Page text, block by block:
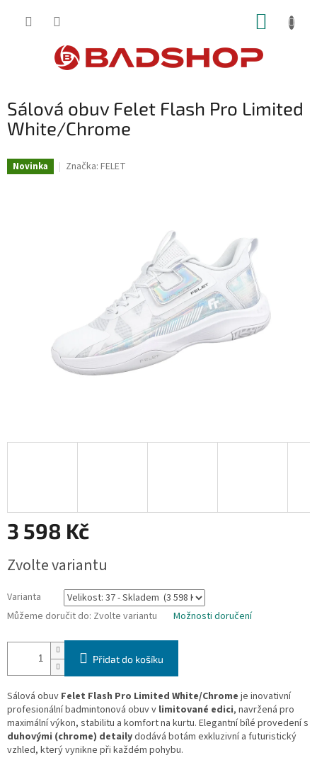
Sálová obuv Felet Flash Pro Limited
White/Chrome
Novinka Značka: FELET
3 598 Kč
cena:
Zvolte variantu
Varianta
Můžeme doručit do: Zvolte variantu Možnosti doručení
Přidat do košíku
Sálová obuv Felet Flash Pro Limited White/Chrome je inovativní
profesionální badmintonová obuv v limitované edici, navržená pro
maximální výkon, stabilitu a komfort na kurtu. Elegantní bílé provedení s
duhovými (chrome) detailydodává botám exkluzivní a futuristický
vzhled, který vynikne při každém pohybu.